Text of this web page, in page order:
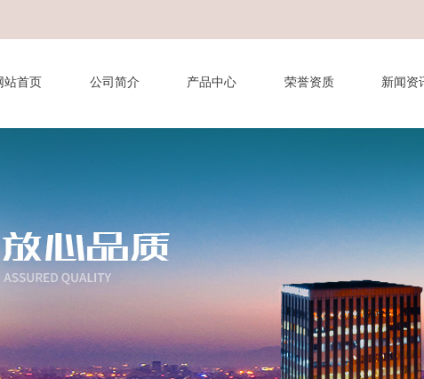
站首页 公司简介 产品中心 荣誉资质 新闻资